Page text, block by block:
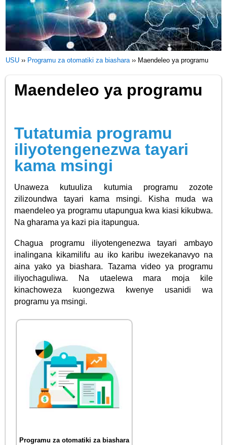
USU ›› Programu za otomatiki za biashara›› Maendeleo ya programu
Maendeleo ya programu
Tutatumia programu
iliyotengenezwa tayari
kama msingi
Unaweza kutuuliza kutumia programu zozote
zilizoundwa tayari kama msingi. Kisha muda wa
maendeleo ya programu utapungua kwa kiasi kikubwa.
Na gharama ya kazi pia itapungua.
Chagua programu iliyotengenezwa tayari ambayo
inalingana kikamilifu au iko karibu iwezekanavyo na
aina yako ya biashara. Tazama video ya programu
iliyochaguliwa. Na utaelewa mara moja kile
kinachoweza kuongezwa kwenye usanidi wa
programu ya msingi.
Programu za otomatiki za biashara